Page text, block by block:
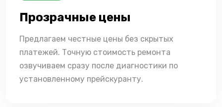
Прозрачные цены
Предлагаем честные цены без скрытых
платежей. Точную стоимость ремонта
озвучиваем сразу после диагностики по
установленному прейскуранту.